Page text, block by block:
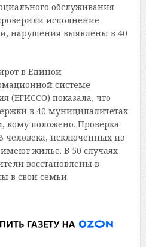
обслуживания
исполнение
нарушения выявлены в 40
в Единой
системе
(ЕГИССО) показала, что
в 40 муниципалитетах
кому положено. Проверка
человека, исключенных из
жилье. В 50 случаях
восстановлены в
в свои семьи.